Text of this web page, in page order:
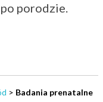
porodzie.
> Badania prenatalne